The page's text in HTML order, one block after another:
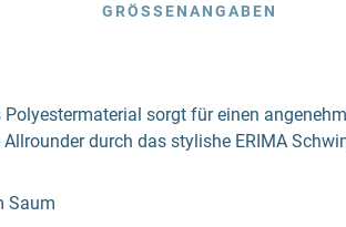
GRÖSSENANGABEN
sorgt für einen
durch das stylishe ERIMA
Saum